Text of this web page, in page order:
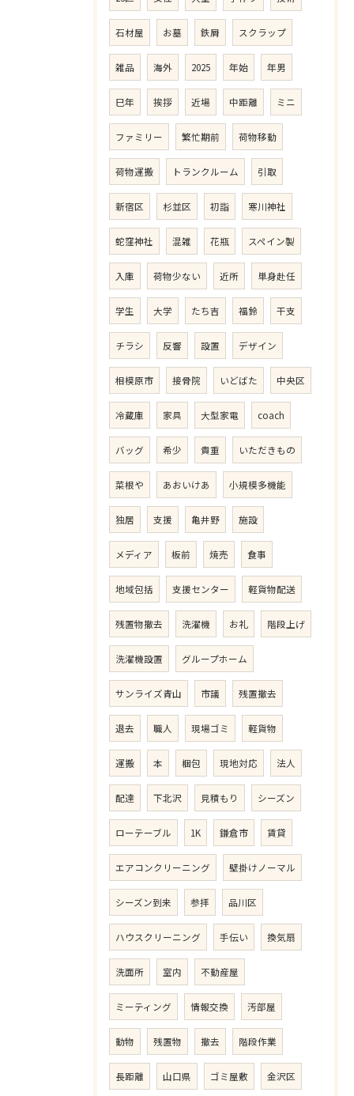
石材屋 お墓 鉄屑 スクラップ
雑品 海外 2025 年始 年男
巳年 挨拶 近場 中距離 ミニ
ファミリー 繁忙期前 荷物移動
荷物運搬 トランクルーム 引取
新宿区 杉並区 初詣 寒川神社
蛇窪神社 混雑 花瓶 スペイン製
入庫 荷物少ない 近所 単身赴任
学生 大学 たち吉 福鈴 干支
チラシ 反響 設置 デザイン
相模原市 接骨院 いどばた 中央区
冷蔵庫 家具 大型家電 coach
バッグ 希少 貴重 いただきもの
菜根や あおいけあ 小規模多機能
独居 支援 亀井野 施設
メディア 板前 焼売 食事
地域包括 支援センター 軽貨物配送
残置物撤去 洗濯機 お礼 階段上げ
洗濯機設置 グループホーム
サンライズ青山 市議 残置撤去
退去 職人 現場ゴミ 軽貨物
運搬 本 梱包 現地対応 法人
配達 下北沢 見積もり シーズン
ローテーブル 1K 鎌倉市 賃貸
エアコンクリーニング 壁掛けノーマル
シーズン到来 参拝 品川区
ハウスクリーニング 手伝い 換気扇
洗面所 室内 不動産屋
ミーティング 情報交換 汚部屋
動物 残置物 撤去 階段作業
長距離 山口県 ゴミ屋敷 金沢区